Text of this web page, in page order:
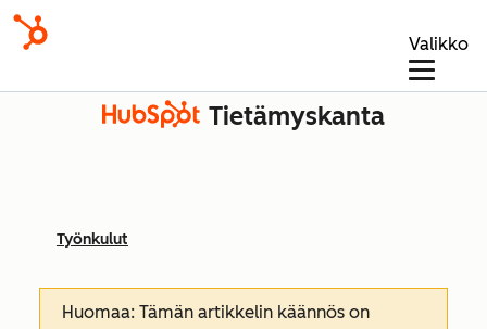
Valikko
Tietämyskanta
Työnkulut
Huomaa: Tämän artikkelin käännös on